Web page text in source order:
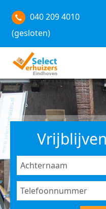
040 209 4010
(gesloten)